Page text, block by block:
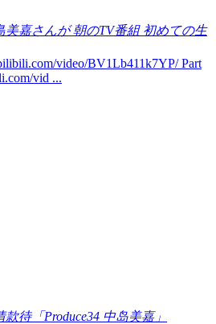
美嘉さんが 朝のTV番組 初めての生
video/BV1Lb411k7YP/ Part
vid ...
款待「Produce34 中岛美嘉」